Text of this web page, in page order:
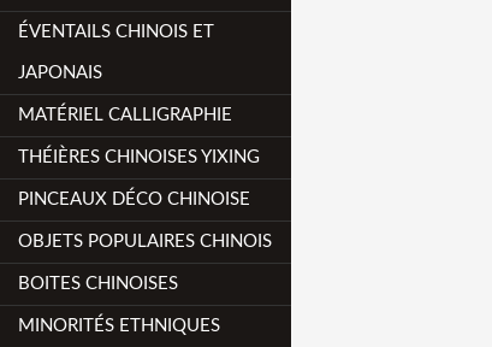
ÉVENTAILS CHINOIS ET
JAPONAIS
MATÉRIEL CALLIGRAPHIE
THÉIÈRES CHINOISES YIXING
PINCEAUX DÉCO CHINOISE
OBJETS POPULAIRES CHINOIS
BOITES CHINOISES
MINORITÉS ETHNIQUES